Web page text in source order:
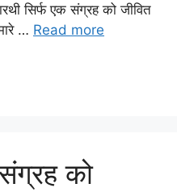
सिर्फ एक संग्रह को जीवित
… Read more
को